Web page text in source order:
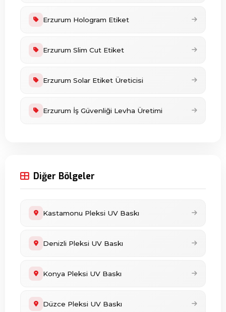
Erzurum Hologram Etiket
Erzurum Slim Cut Etiket
Erzurum Solar Etiket Üreticisi
Erzurum İş Güvenliği Levha Üretimi
Diğer Bölgeler
Kastamonu Pleksi UV Baskı
Denizli Pleksi UV Baskı
Konya Pleksi UV Baskı
Düzce Pleksi UV Baskı